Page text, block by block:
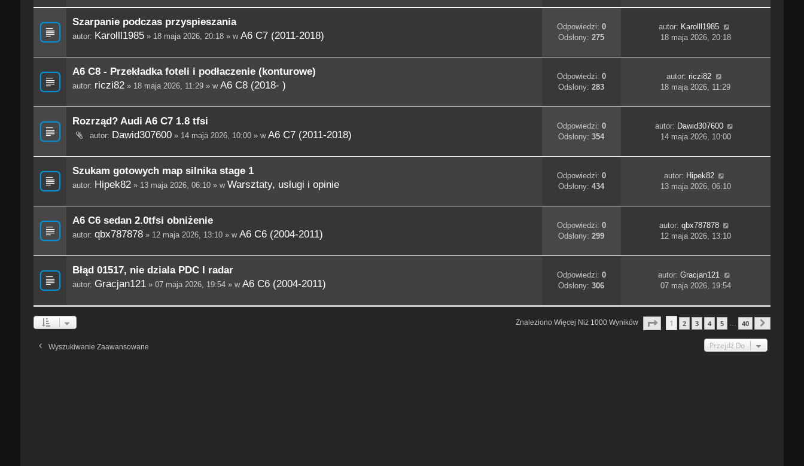
Szarpanie podczas przyspieszania
autor: Karolll1985» 18 maja 2026, 20:18 » w A6 C7 (2011-2018)
Odpowiedzi: 0
Odsłony:275
autor: Karolll1985
18 maja 2026, 20:18
A6 C8 - Przekładka foteli i podłaczenie (konturowe)
autor: riczi82» 18 maja 2026, 11:29 » w A6 C8 (2018- )
Odpowiedzi: 0
Odsłony:283
autor:riczi82
18 maja 2026, 11:29
Rozrząd? Audi A6 C7 1.8 tfsi
autor: Dawid307600» 14 maja 2026, 10:00 » w A6 C7 (2011-2018)
Odpowiedzi: 0
Odsłony:354
autor: Dawid307600
14 maja 2026, 10:00
Szukam gotowych map silnika stage 1
autor: Hipek82» 13 maja 2026, 06:10 » w Warsztaty, usługi i opinie
Odpowiedzi: 0
Odsłony:434
autor: Hipek82
13 maja 2026, 06:10
A6 C6 sedan 2.0tfsi obniżenie
autor: qbx787878» 12 maja 2026, 13:10 » w A6 C6 (2004-2011)
Odpowiedzi: 0
Odsłony:299
autor: qbx787878
12 maja 2026, 13:10
Błąd 01517, nie dziala PDC I radar
autor: Gracjan121» 07 maja 2026, 19:54 » w A6 C6 (2004-2011)
Odpowiedzi: 0
Odsłony:306
autor:Gracjan121
07 maja 2026, 19:54
Znaleziono Więcej Niż 1000 Wyników Strona 1Z 40
1 2 3 4 5 … 40
Wyszukiwanie Zaawansowane Przejdź Do